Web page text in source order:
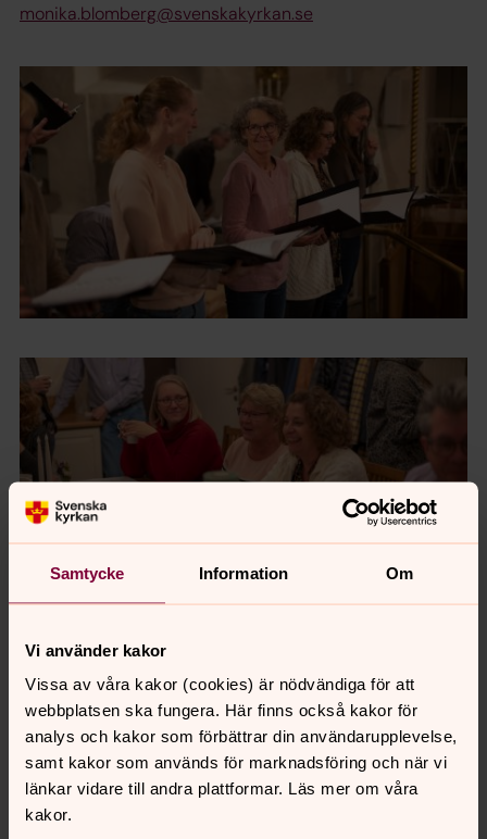
Samtycke Information Om
Vi använder kakor
Vissa av våra kakor (cookies) är nödvändiga för att
webbplatsen ska fungera. Här finns också kakor för
analys och kakor som förbättrar din användarupplevelse,
samt kakor som används för marknadsföring och när vi
länkar vidare till andra plattformar. Läs mer om våra
kakor.
monika.blomberg@svenskakyrkan.se